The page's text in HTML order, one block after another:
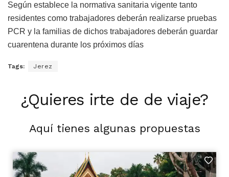
Según establece la normativa sanitaria vigente tanto
residentes como trabajadores deberán realizarse pruebas
PCR y la familias de dichos trabajadores deberán guardar
cuarentena durante los próximos días
Tags: Jerez
¿Quieres irte de de viaje?
Aquí tienes algunas propuestas